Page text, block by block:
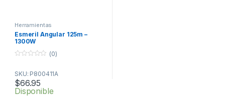
Herramientas
Esmeril Angular 125m –
1300W
u
t
o
f
(0)
SKU: P800411A
$66.95
Disponible